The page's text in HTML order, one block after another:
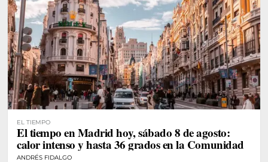
EL TIEMPO
El tiempo en Madrid hoy, sábado 8 de agosto:
calor intenso y hasta 36 grados en la Comunidad
ANDRÉS FIDALGO